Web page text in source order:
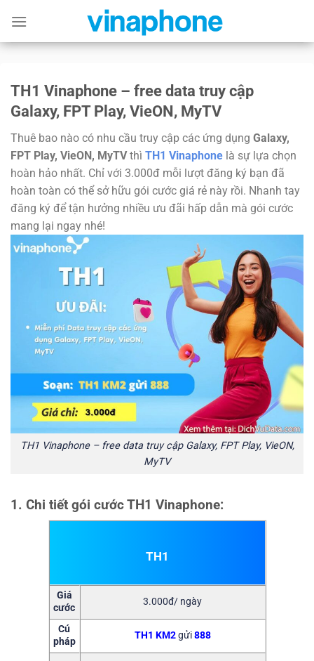
content
TH1 Vinaphone – free data truy cập
Galaxy, FPT Play, VieON, MyTV
Thuê bao nào có nhu cầu truy cập các ứng dụng Galaxy,
FPT Play, VieON, MyTVthì TH1 Vinaphone là sự lựa chọn
hoàn hảo nhất. Chỉ với 3.000đ mỗi lượt đăng ký bạn đã
hoàn toàn có thể sở hữu gói cước giá rẻ này rồi. Nhanh tay
đăng ký để tận hưởng nhiều ưu đãi hấp dẫn mà gói cước
mang lại ngay nhé!
TH1 Vinaphone – free data truy cập Galaxy, FPT Play, VieON,
MyTV
1. Chi tiết gói cước TH1 Vinaphone:
TH1
Giá
cước
3.000đ/ ngày
Cú
pháp
TH1 KM2 gửi888